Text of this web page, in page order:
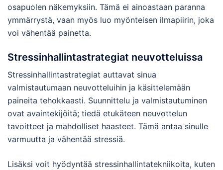
osapuolen näkemyksiin. Tämä ei ainoastaan paranna
ymmärrystä, vaan myös luo myönteisen ilmapiirin, joka
voi vähentää painetta.
Stressinhallintastrategiat neuvotteluissa
Stressinhallintastrategiat auttavat sinua
valmistautumaan neuvotteluihin ja käsittelemään
paineita tehokkaasti. Suunnittelu ja valmistautuminen
ovat avaintekijöitä; tiedä etukäteen neuvottelun
tavoitteet ja mahdolliset haasteet. Tämä antaa sinulle
varmuutta ja vähentää stressiä.
Lisäksi voit hyödyntää stressinhallintatekniikoita, kuten